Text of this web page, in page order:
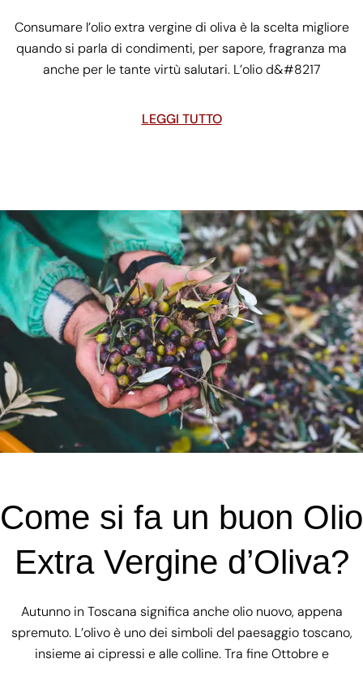
Consumare l’olio extra vergine di oliva è la scelta migliore
quando si parla di condimenti, per sapore, fragranza ma
anche per le tante virtù salutari. L’olio d&#8217
LEGGI TUTTO
Come si fa un buon Olio
Extra Vergine d’Oliva?
Autunno in Toscana significa anche olio nuovo, appena
spremuto. L’olivo è uno dei simboli del paesaggio toscano,
insieme ai cipressi e alle colline. Tra fine Ottobre e